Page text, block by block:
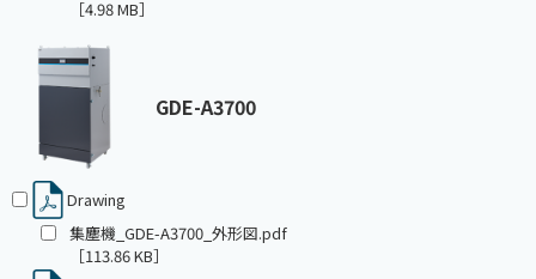
［4.98 MB］
GDE-A3700
Drawing
集塵機_GDE-A3700_外形図.pdf
［113.86 KB］